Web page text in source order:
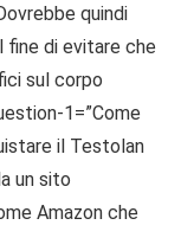
quindi
fine di evitare che
sul corpo
1=”Come
il Testolan
un sito
Amazon che